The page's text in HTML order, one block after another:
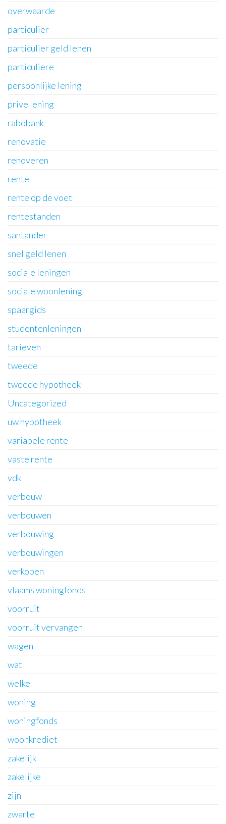
overwaarde
particulier
particulier geld lenen
particuliere
persoonlijke lening
prive lening
rabobank
renovatie
renoveren
rente
rente op de voet
rentestanden
santander
snel geld lenen
sociale leningen
sociale woonlening
spaargids
studentenleningen
tarieven
tweede
tweede hypotheek
Uncategorized
uw hypotheek
variabele rente
vaste rente
vdk
verbouw
verbouwen
verbouwing
verbouwingen
verkopen
vlaams woningfonds
voorruit
voorruit vervangen
wagen
wat
welke
woning
woningfonds
woonkrediet
zakelijk
zakelijke
zijn
zwarte